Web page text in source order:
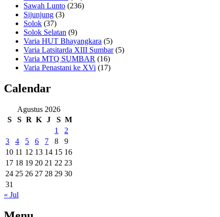
Sawah Lunto (236)
Sijunjung (3)
Solok (37)
Solok Selatan (9)
Varia HUT Bhayangkara (5)
Varia Latsitarda XIII Sumbar(5)
Varia MTQ SUMBAR (16)
Varia Penastani ke XVi (17)
Calendar
Agustus 2026
S
S R K J S M
1
2
3
4 5 6 7 8
9
10 11 12 13 14 15 16
17 18 19 20 21 22 23
24 25 26 27 28 29 30
31
« Jul